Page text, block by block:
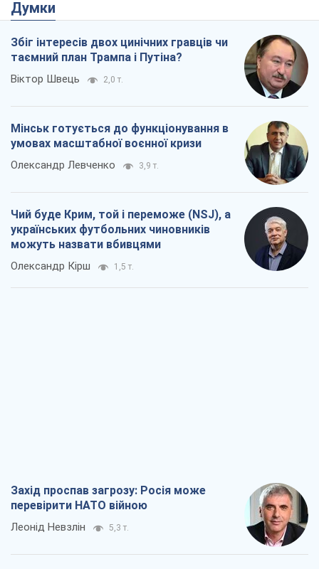
Думки
Збіг інтересів двох цинічних гравців чи
таємний план Трампа і Путіна?
Віктор Швець 2,0 т.
Мінськ готується до функціонування в
умовах масштабної воєнної кризи
Олександр Левченко 3,9 т.
Чий буде Крим, той і переможе (NSJ), а
українських футбольних чиновників
можуть назвати вбивцями
Олександр Кірш 1,5 т.
Захід проспав загрозу: Росія може
перевірити НАТО війною
Леонід Невзлін 5,3 т.